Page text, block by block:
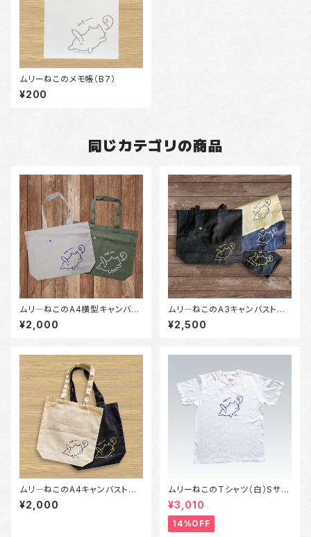
ムリーねこのメモ帳（B7）
¥200
同じカテゴリの商品
ムリ―ねこのA4横型キャンバス
トートバッグ（ライトグレー/スモ
ークグリーン）
¥2,000
ムリ―ねこのA3キャンバストー
トバッグ（黒/白/ネイビー）
¥2,500
ムリ―ねこのA4キャンバストー
トバッグ（黒/白）
¥2,000
ムリーねこのTシャツ（白）Sサイ
ズ～XLサイズ
¥3,010
14%OFF